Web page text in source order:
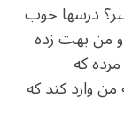
درسها خوب
من بهت زده
که
وارد کند که